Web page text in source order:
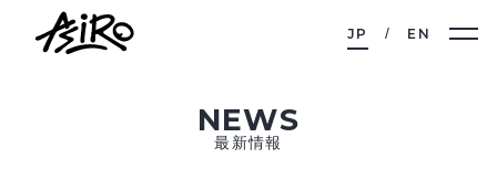
JP EN
NEWS
最新情報